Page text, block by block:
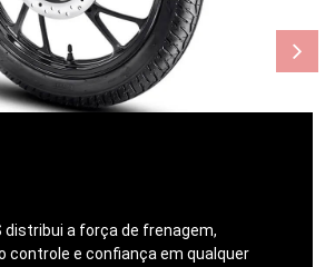
distribui a força de frenagem,
controle e confiança em qualquer